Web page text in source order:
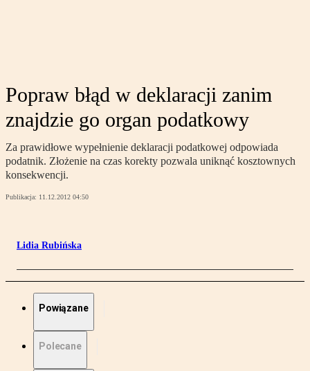
Popraw błąd w deklaracji zanim
znajdzie go organ podatkowy
Za prawidłowe wypełnienie deklaracji podatkowej odpowiada
podatnik. Złożenie na czas korekty pozwala uniknąć kosztownych
konsekwencji.
Publikacja: 11.12.2012 04:50
Lidia Rubińska
Powiązane
Polecane